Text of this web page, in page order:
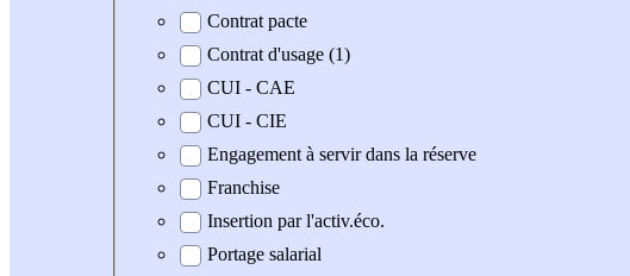
Contrat pacte
Contrat d'usage (1)
CUI - CAE
CUI - CIE
Engagement à servir dans la réserve
Franchise
Insertion par l'activ.éco.
Portage salarial